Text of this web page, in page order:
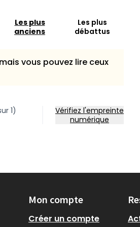
Les plus
anciens
Les plus
débattus
vous pouvez lire ceux
1)
Vérifiez l'empreinte
numérique
Mon compte
Créer un compte